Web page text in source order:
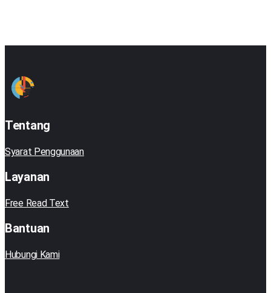
Tentang
Syarat Penggunaan
Layanan
Free Read Text
Bantuan
Hubungi Kami